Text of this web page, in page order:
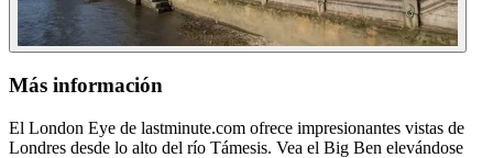
Más información
El London Eye de lastminute.com ofrece impresionantes vistas de
Londres desde lo alto del río Támesis. Vea el Big Ben elevándose